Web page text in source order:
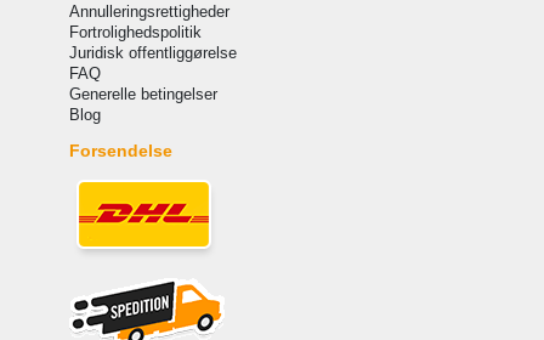
Annulleringsrettigheder
Fortrolighedspolitik
Juridisk offentliggørelse
FAQ
Generelle betingelser
Blog
Forsendelse